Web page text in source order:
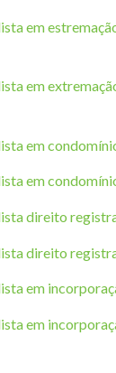
em
em
em
em
direito
direito
em
em